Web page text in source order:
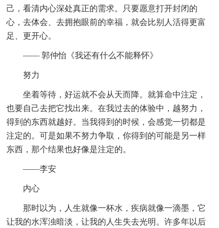
己，看清内心深处真正的需求。只要愿意打开封闭的
心，去体会、去拥抱眼前的幸福，就会比别人活得更富
足、更开心。
—— 郭仲怡《我还有什么不能释怀》
努力
坐着等待，好运就不会从天而降。就算命中注定，
也要自己去把它找出来。在我过去的体验中，越努力，
得到的东西就越好。当我得到的时候，会感觉一切都是
注定的。可是如果不努力争取，你得到的可能是另一样
东西，那个结果也好像是注定的。
——李安
内心
那时以为，人生就像一杯水，疾病就像一滴墨，它
让我的水浑浊暗淡，让我的人生失去光明。许多年以后